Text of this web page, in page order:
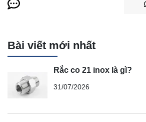
Bài viết mới nhất
Rắc co 21 inox là gì?
31/07/2026